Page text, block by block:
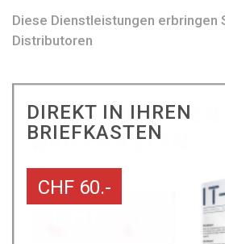
Diese Dienstleistungen erbringen
Distributoren
DIREKT IN IHREN
BRIEFKASTEN
CHF 60.-